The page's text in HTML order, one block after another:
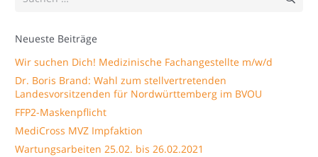
Neueste Beiträge
Wir suchen Dich! Medizinische Fachangestellte m/w/d
Dr. Boris Brand: Wahl zum stellvertretenden
Landesvorsitzenden für Nordwürttemberg im BVOU
FFP2-Maskenpflicht
MediCross MVZ Impfaktion
Wartungsarbeiten 25.02. bis 26.02.2021